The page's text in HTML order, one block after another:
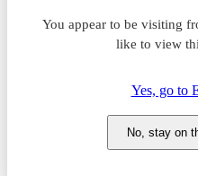
You appear to be visiting
like to view
Yes, go to
No, stay on